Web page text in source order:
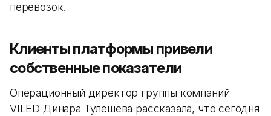
перевозок.
Клиенты платформы привели
собственные показатели
Операционный директор группы компаний
VILED Динара Тулешева рассказала, что сегодня